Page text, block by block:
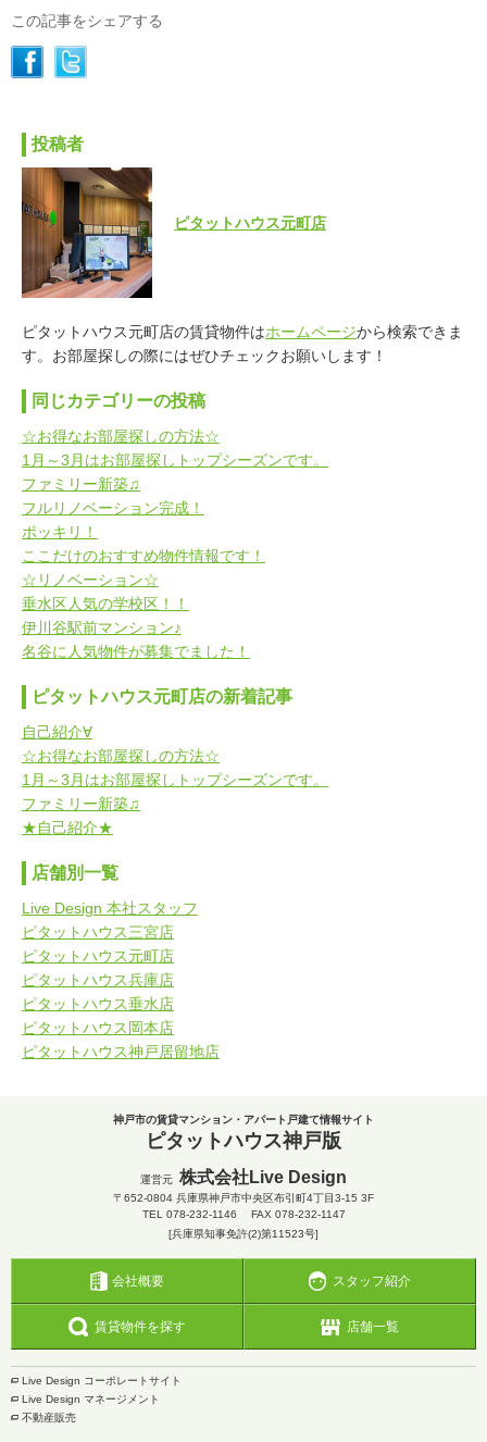
この記事をシェアする
投稿者
ピタットハウス元町店
ピタットハウス元町店の賃貸物件はホームページから検索できま
す。お部屋探しの際にはぜひチェックお願いします！
同じカテゴリーの投稿
☆お得なお部屋探しの方法☆
1月～3月はお部屋探しトップシーズンです。
ファミリー新築♫
フルリノベーション完成！
ポッキリ！
ここだけのおすすめ物件情報です！
☆リノベーション☆
垂水区人気の学校区！！
伊川谷駅前マンション♪
名谷に人気物件が募集でました！
ピタットハウス元町店の新着記事
自己紹介∀
☆お得なお部屋探しの方法☆
1月～3月はお部屋探しトップシーズンです。
ファミリー新築♫
★自己紹介★
店舗別一覧
Live Design 本社スタッフ
ピタットハウス三宮店
ピタットハウス元町店
ピタットハウス兵庫店
ピタットハウス垂水店
ピタットハウス岡本店
ピタットハウス神戸居留地店
神戸市の賃貸マンション・アパート戸建て情報サイト
ピタットハウス神戸版
運営元 株式会社Live Design
〒652-0804 兵庫県神戸市中央区布引町4丁目3-15 3F
TEL 078-232-1146
FAX 078-232-1147
[兵庫県知事免許(2)第11523号]
会社概要 スタッフ紹介
賃貸物件を探す 店舗一覧
Live Design コーポレートサイト
Live Design マネージメント
不動産販売